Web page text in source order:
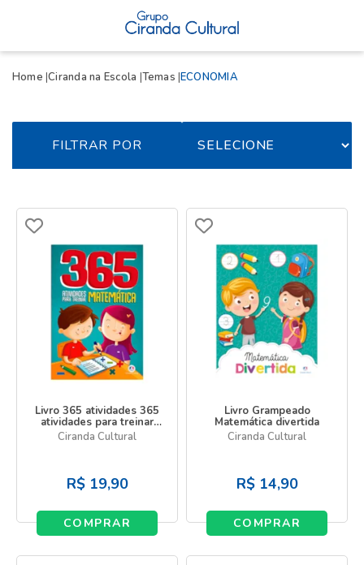
Home Ciranda na Escola Temas ECONOMIA
FILTRAR POR
Livro 365 atividades 365
atividades para treinar
Matemática
Ciranda Cultural
R$ 19,90
COMPRAR
Livro Grampeado
Matemática divertida
Ciranda Cultural
R$ 14,90
COMPRAR